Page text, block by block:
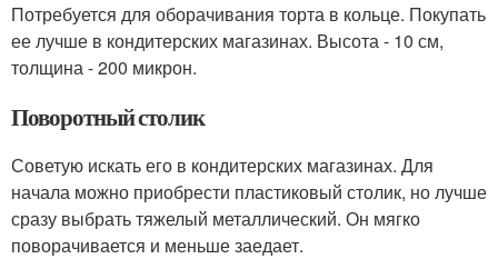
Потребуется для оборачивания торта в кольце. Покупать
ее лучше в кондитерских магазинах. Высота - 10 см,
толщина - 200 микрон.
Поворотный столик
Советую искать его в кондитерских магазинах. Для
начала можно приобрести пластиковый столик, но лучше
сразу выбрать тяжелый металлический. Он мягко
поворачивается и меньше заедает.